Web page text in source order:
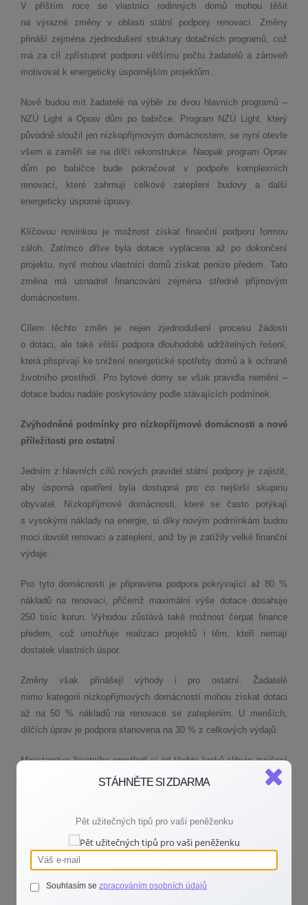
V
příštím roce se vlastníci rodinných domů mohou těšit
na výrazné změny v oblasti státní podpory renovací. Změny
přináší zejména zjednodušení struktury dotačních programů, což
má za cíl zpřístupnit podporu většímu počtu žadatelů a zároveň
motivovat k energeticky úspornějším projektům.
Nově budou mít žadatelé na výběr ze dvou hlavních programů –
NZÚ Light a Oprav dům po babičce. Program NZÚ Light, který
původně sloužil jen nízkopříjmovým domácnostem, se nyní otevře
všem a zaměří se na dílčí rekonstrukce. Naopak program Oprav
dům po babičce bude pokračovat v podpoře komplexních
renovací, které zahrnují celkové zateplení budovy a další
energeticky úsporné úpravy.
Klíčovou novinkou je možnost získat finanční podporu formou
záloh. Zatímco dříve byla dotace vyplácena až po dokončení
projektu, nyní mohou vlastníci domů získat peníze předem. Tato
změna má usnadnit financování zejména středně příjmovým
domácnostem.
Cílem těchto změn je nejen zjednodušení procesu žádosti
o dotaci, ale také větší podpora dlouhodobě udržitelných řešení,
která přispívají ke snížení energetické spotřeby domů a k ochraně
životního prostředí. Pro bytové domy se však pravidla nemění –
dotace budou nadále poskytovány podle stávajících podmínek.
Zvýhodněné podmínky pro nízkopříjmové domácnosti a nové
příležitosti pro ostatní
Jedním z hlavních cílů nových pravidel státní podpory je zajistit,
aby úsporná opatření byla dostupná pro co nejširší skupinu
obyvatel. Nízkopříjmové domácnosti, které se často potýkají
s vysokými náklady na energie, si díky novým podmínkám budou
moci dovolit renovaci a zateplení, aniž by je zatížily velké finanční
výdaje.
Pro tyto domácnosti je připravena podpora pokrývající až 80 %
nákladů na renovaci, přičemž maximální výše dotace dosahuje
250 tisíc korun. Výhodou zůstává také možnost čerpat finance
předem, což umožňuje realizaci projektů i těm, kteří nemají
dostatek vlastních úspor.
Změny však přinášejí výhody i pro ostatní. Žadatelé
mimo kategorii nízkopříjmových domácností mohou získat dotaci
až na 50 % nákladů na renovace se zateplením. U menších,
dílčích úprav je podpora stanovena na 30 % z celkových výdajů.
Ministerstvo životního prostředí si od těchto kroků slibuje zvýšení
počtu realizovaných projektů. Očekává se, že právě komplexní
Budoucnost fotovoltaiky a ekologických projektů
Změny ve státní podpoře výrazně ovlivní i fotovoltaiku. Dotace
klesnou z 50 % na 30 % výdajů a nově budou platit pouze
STÁHNĚTE SI ZDARMA
Pět užitečných tipů pro vaši peněženku
Souhlasím se zpracováním osobních údajů